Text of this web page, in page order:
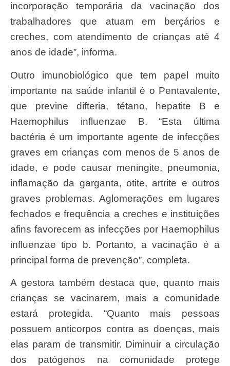
incorporação temporária da vacinação dos
trabalhadores que atuam em berçários e
creches, com atendimento de crianças até 4
anos de idade”, informa.
Outro imunobiológico que tem papel muito
importante na saúde infantil é o Pentavalente,
que previne difteria, tétano, hepatite B e
Haemophilus influenzae B. “Esta última
bactéria é um importante agente de infecções
graves em crianças com menos de 5 anos de
idade, e pode causar meningite, pneumonia,
inflamação da garganta, otite, artrite e outros
graves problemas. Aglomerações em lugares
fechados e frequência a creches e instituições
afins favorecem as infecções por Haemophilus
influenzae tipo b. Portanto, a vacinação é a
principal forma de prevenção”, completa.
A gestora também destaca que, quanto mais
crianças se vacinarem, mais a comunidade
estará protegida. “Quanto mais pessoas
possuem anticorpos contra as doenças, mais
elas param de transmitir. Diminuir a circulação
dos patógenos na comunidade protege